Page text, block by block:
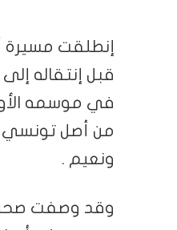
إنطلقت مسيرة
ونعيم .
وقد وصفت